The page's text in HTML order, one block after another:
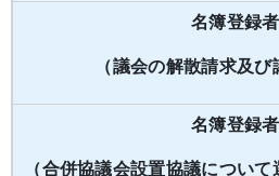
名簿登録
（議会の解散請求及
名簿登録
（合併協議会設置協議につい